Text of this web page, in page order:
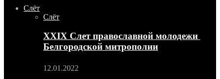
Слёт
Слёт
XXIX Слет православной молодежи
Белгородской митрополии
12.01.2022